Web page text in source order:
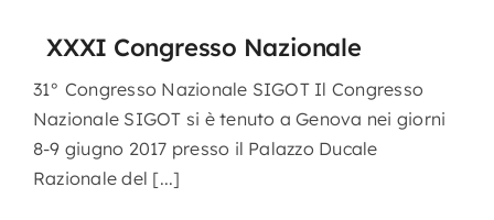
XXXI Congresso Nazionale
31° Congresso Nazionale SIGOT Il Congresso
Nazionale SIGOT si è tenuto a Genova nei giorni
8-9 giugno 2017 presso il Palazzo Ducale
Razionale del [...]